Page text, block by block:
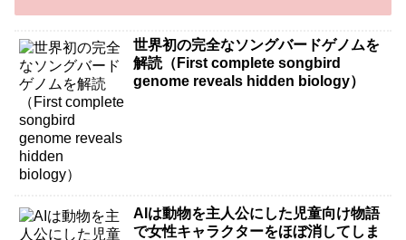
世界初の完全なソングバードゲノムを
解読（First complete songbird
genome reveals hidden biology）
AIは動物を主人公にした児童向け物語
で女性キャラクターをほぼ消してしま